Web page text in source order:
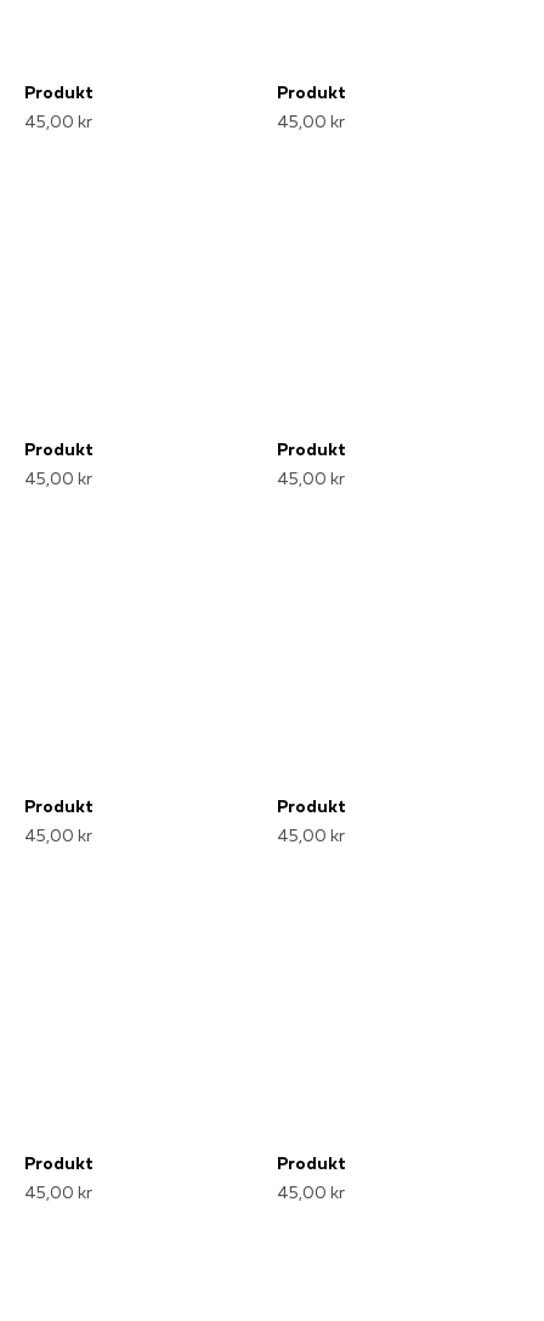
Produkt
45,00 kr
Produkt
45,00 kr
Produkt
45,00 kr
Produkt
45,00 kr
Produkt
45,00 kr
Produkt
45,00 kr
Produkt
45,00 kr
Produkt
45,00 kr